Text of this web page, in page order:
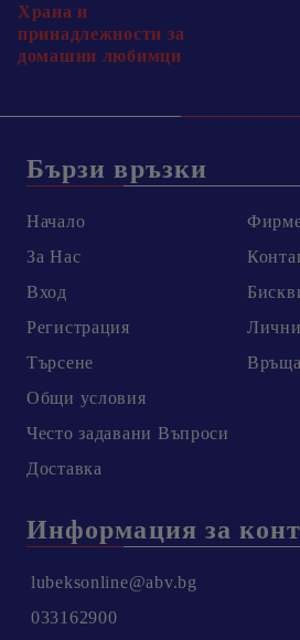
Храна и
принадлежности за
домашни любимци
Бързи връзки
Начало
За Нас
Вход
Регистрация
Търсене
Общи условия
Честo задавани Въпроси
Доставка
Информация за
lubeksonline@abv.bg
033162900